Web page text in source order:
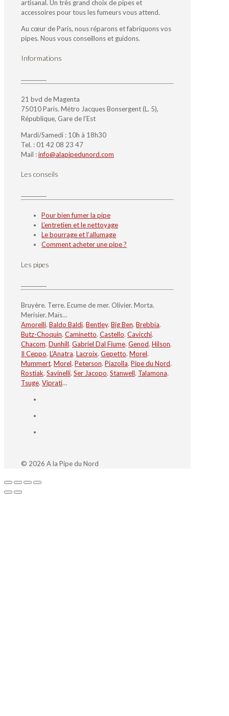
artisanal. Un très grand choix de pipes et
accessoires pour tous les fumeurs vous attend.
Au cœur de Paris, nous réparons et fabriquons vos
pipes. Nous vous conseillons et guidons.
Informations
21 bvd de Magenta
75010 Paris. Métro Jacques Bonsergent (L. 5),
République, Gare de l’Est
Mardi/Samedi : 10h à 18h30
Tel. : 01 42 08 23 47
Mail :info@alapipedunord.com
Les conseils
Pour bien fumer la pipe
L’entretien et le nettoyage
Le bourrage et l’allumage
Comment acheter une pipe ?
Les pipes
Bruyère. Terre. Ecume de mer. Olivier. Morta.
Merisier. Maïs…
Amorelli. Baldo Baldi. Bentley. Big Ben. Brebbia.
Butz-Choquin. Caminetto. Castello. Cavicchi.
Chacom. Dunhill. Gabriel Dal Fiume. Genod. Hilson.
Il Ceppo. L’Anatra. Lacroix. Gepetto. Morel.
Mummert. Morel. Peterson. Piazolla. Pipe du Nord.
Rostiak. Savinelli. Ser Jacopo. Stanwell. Talamona.
Tsuge. Viprati…
© 2026 A la Pipe du Nord